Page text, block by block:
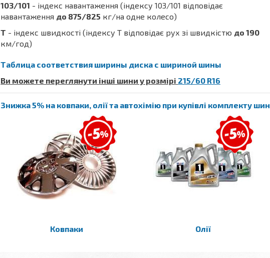
103/101 - індекс навантаження (індексу 103/101 відповідає
навантаження до 875/825 кг/на одне колесо)
T - індекс швидкості (індексу T відповідає рух зі швидкістю до 190
км/год)
Таблица соответствия ширины диска с шириной шины
Ви можете переглянути інші шини у розмірі 215/60 R16
Знижка 5% на ковпаки, олії та автохімію при купівлі комплекту шин
Ковпаки Олії